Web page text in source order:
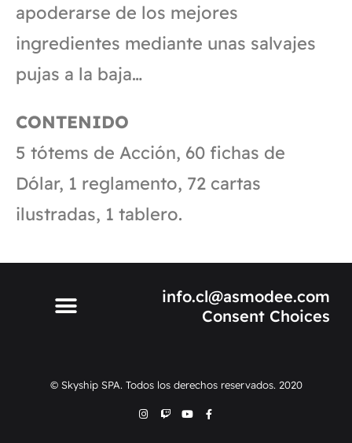
apoderarse de los mejores
ingredientes mediante unas salvajes
pujas a la baja…
CONTENIDO
5 tótems de Acción, 60 fichas de
Dólar, 1 reglamento, 72 cartas
ilustradas, 1 tablero.
info.cl@asmodee.com
Consent Choices
© Skyship SPA. Todos los derechos reservados. 2020